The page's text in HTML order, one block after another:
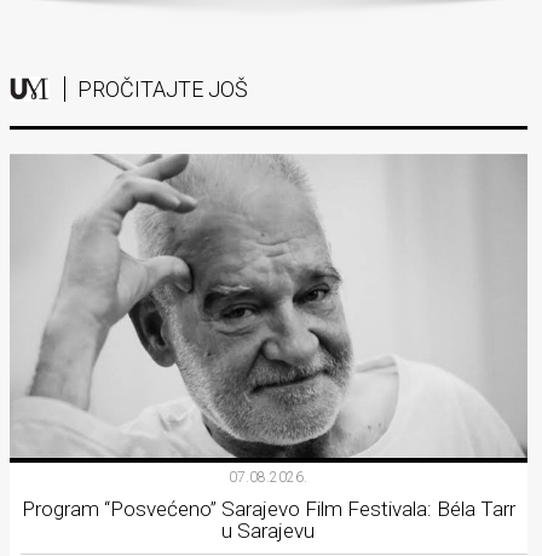
PROČITAJTE JOŠ
07.08.2026.
Program “Posvećeno” Sarajevo Film Festivala: Béla Tarr
u Sarajevu